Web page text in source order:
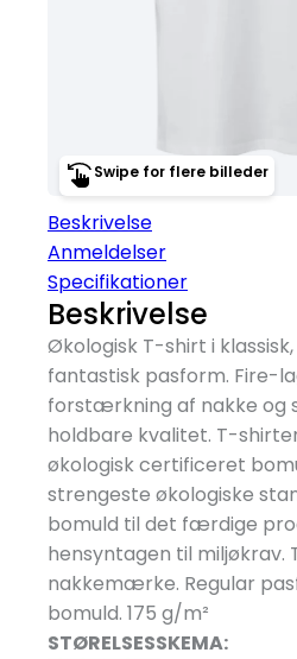
Swipe for flere billeder
Beskrivelse
Anmeldelser
Specifikationer
Beskrivelse
Økologisk T-shirt i
fantastisk pasform. Fire-
forstærkning af nakke og
holdbare kvalitet. T-
økologisk certificeret
strengeste økologiske
bomuld til det færdige
hensyntagen til miljøkrav.
nakkemærke. Regular
bomuld. 175 g/m²
STØRELSESSKEMA: